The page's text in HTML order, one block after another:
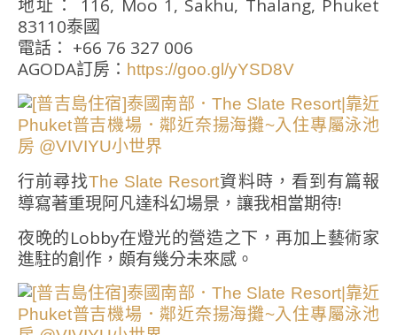
地址： 116, Moo 1, Sakhu, Thalang, Phuket
83110泰國
電話： +66 76 327 006
AGODA訂房： https://goo.gl/yYSD8V
行前尋找The Slate Resort資料時，看到有篇報
導寫著重現阿凡達科幻場景，讓我相當期待!
夜晚的Lobby在燈光的營造之下，再加上藝術家
進駐的創作，頗有幾分未來感。